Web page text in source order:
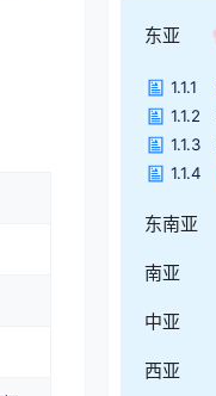
东亚
1.1.1
1.1.2
1.1.3
1.1.4
东南亚
南亚
中亚
西亚